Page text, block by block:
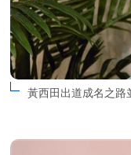
黃西田出道成名之路